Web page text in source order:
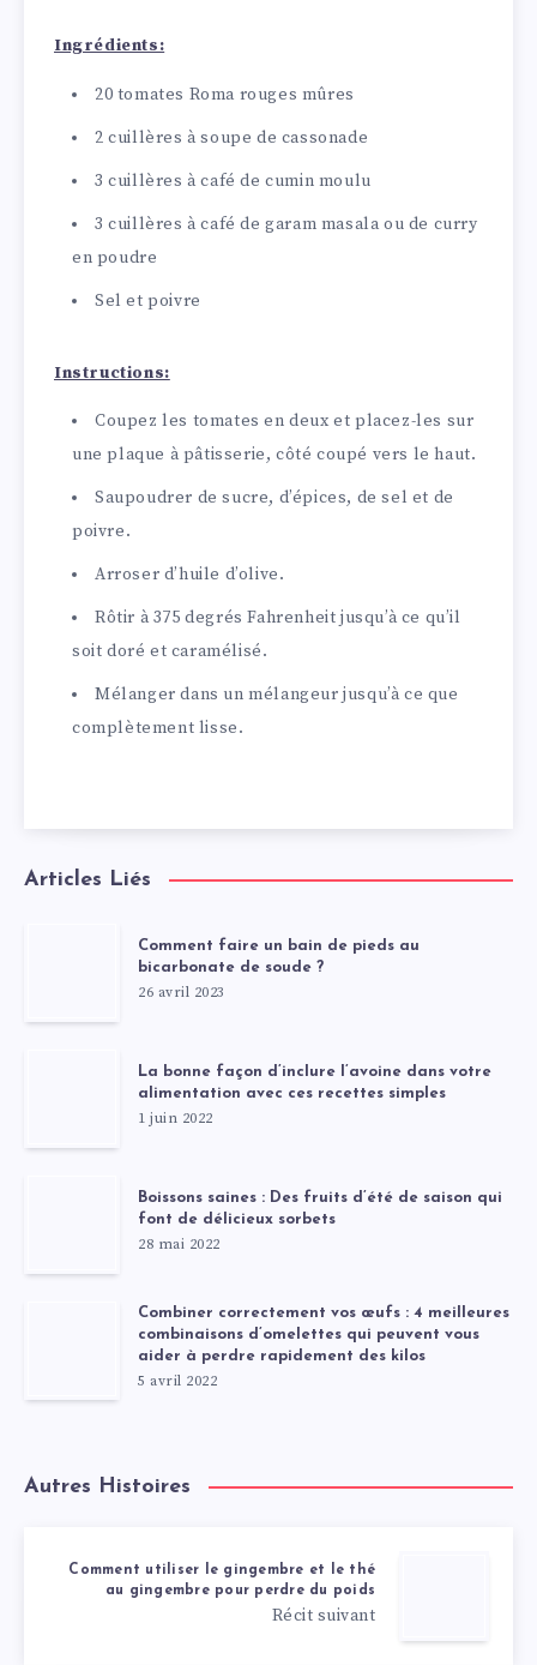
Ingrédients:
20 tomates Roma rouges mûres
2 cuillères à soupe de cassonade
3 cuillères à café de cumin moulu
3 cuillères à café de garam masala ou de curry
en poudre
Sel et poivre
Instructions:
Coupez les tomates en deux et placez-les sur
une plaque à pâtisserie, côté coupé vers le haut.
Saupoudrer de sucre, d’épices, de sel et de
poivre.
Arroser d’huile d’olive.
Rôtir à 375 degrés Fahrenheit jusqu’à ce qu’il
soit doré et caramélisé.
Mélanger dans un mélangeur jusqu’à ce que
complètement lisse.
Articles Liés
Comment faire un bain de pieds au
bicarbonate de soude ?
26 avril 2023
La bonne façon d’inclure l’avoine dans votre
alimentation avec ces recettes simples
1 juin 2022
Boissons saines : Des fruits d’été de saison qui
font de délicieux sorbets
28 mai 2022
Combiner correctement vos œufs : 4 meilleures
combinaisons d’omelettes qui peuvent vous
aider à perdre rapidement des kilos
5 avril 2022
Autres Histoires
Comment utiliser le gingembre et le thé
au gingembre pour perdre du poids
Récit suivant